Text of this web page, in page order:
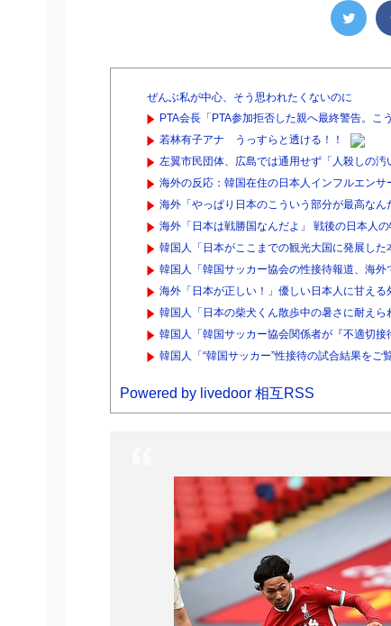
ぜんぶ私が中心、そう思われたくないのに
PTA会長「PTA参加拒否した親へ最終警告。こ
若林有子アナ うっすらと透ける！！
左翼市民団体、広島では通用せず「人殺しの
海外の反応：韓国在住の日本人インフルエン
海外「やっぱり日本のこういう部分が最高な
海外「日本は戦勝国なんだよ」 戦後の日本人
韓国人「日本がここまでの観光大国に発展し
韓国人「韓国サッカー協会の性接待報道、海
海外「日本が正しい！」優しい日本人に甘える
韓国人「日本の柴犬くん散歩中の暑さに耐えら
韓国人「韓国サッカー協会関係者が『不適切
韓国人「“韓国サッカー”性接待の試合結果を
Powered by livedoor 相互RSS